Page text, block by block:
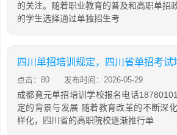
的关注。随着职业教育的普及和高职单招
的学生选择通过单独招生考
四川单招培训规定，四川省单招考试
点击：80 发布时间：2026-05-29
成都竟元单招培训学校报名电话
定的背景与发展 随着教育改革的不断深
样化，四川省的高职院校逐渐推行单